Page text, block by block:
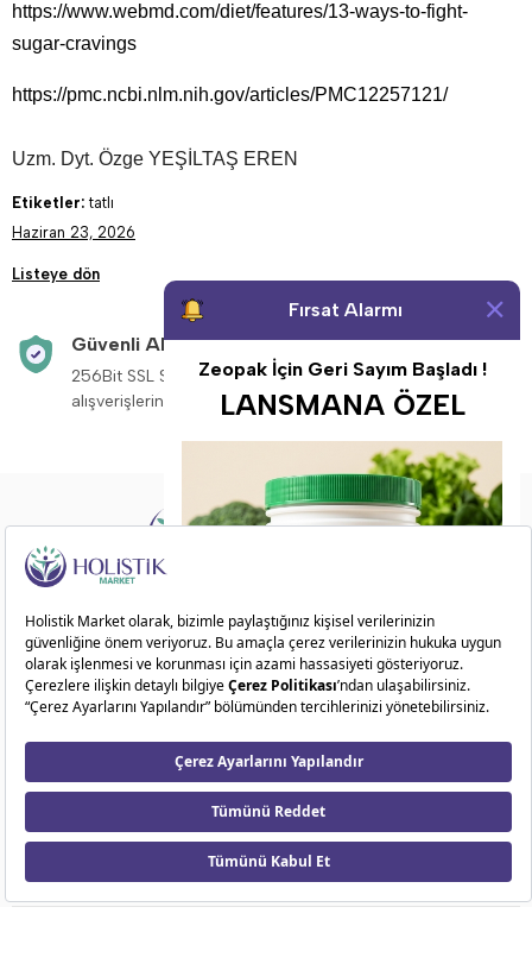
https://www.webmd.com/diet/features/13-ways-to-fight-
sugar-cravings
https://pmc.ncbi.nlm.nih.gov/articles/PMC12257121/
Uzm. Dyt. Özge YEŞİLTAŞ EREN
Etiketler: tatlı
Haziran 23, 2026
Listeye dön
Güvenli Alışveriş
256Bit SSL Sertifikası ile
alışverişleriniz güvende.
Aynı Gün Kargo
Saat 14:00’a kadar
siparişleriniz aynı
Doğadan ilham alarak sağlıklı ve dengeli bir
yaşam sunuyoruz!
Kurumsal
Markalar
Fırsat Alarmı
Zeopak İçin Geri Sayım Başladı !
LANSMANA ÖZEL
ÖN SİPARİŞ FIRSATI
12
Gün
14
Saat Dakika Saniye